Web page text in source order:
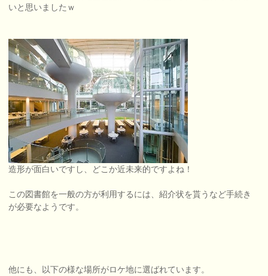
いと思いましたｗ
造形が面白いですし、どこか近未来的ですよね！
この図書館を一般の方が利用するには、紹介状を貰うなど手続き
が必要なようです。
他にも、以下の様な場所がロケ地に選ばれています。